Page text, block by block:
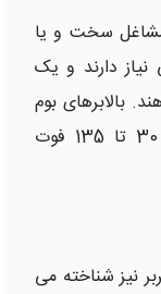
مشاغل سخت و یا
نیاز دارند و یک
بالابرهای بوم
دار معمولاً در ارتفاعات سکویی که بین 30 تا 135 فوت
نیز شناخته می